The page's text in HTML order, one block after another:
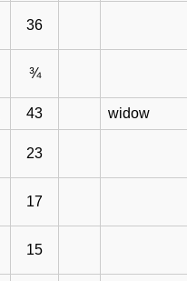
36
¾
43 widow
23
17
15